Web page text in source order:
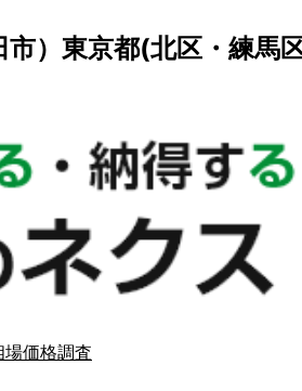
）東京都(北区・練